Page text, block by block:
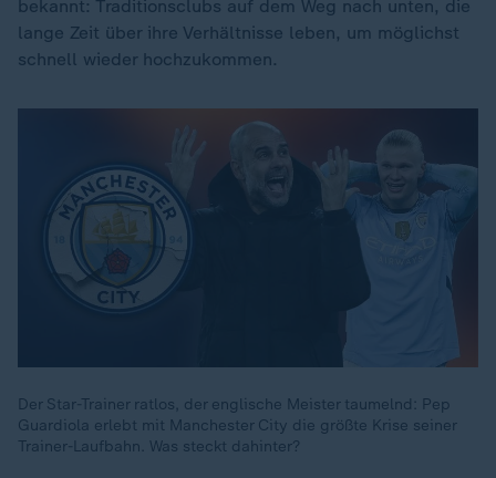
bekannt: Traditionsclubs auf dem Weg nach unten, die
lange Zeit über ihre Verhältnisse leben, um möglichst
schnell wieder hochzukommen.
Der Star-Trainer ratlos, der englische Meister taumelnd: Pep
Guardiola erlebt mit Manchester City die größte Krise seiner
Trainer-Laufbahn. Was steckt dahinter?